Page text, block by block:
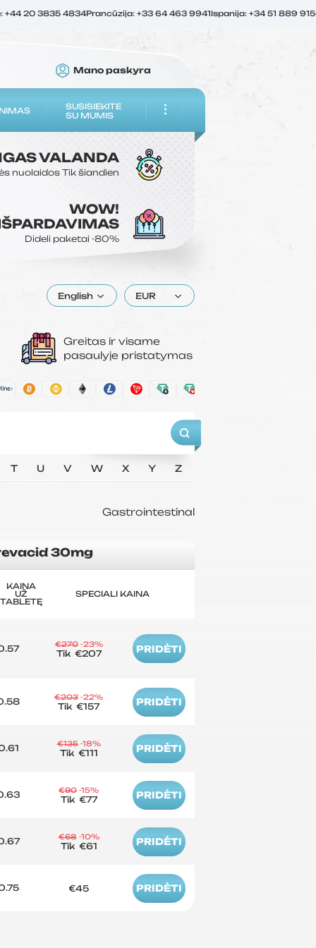
+44 20 3835 4834Prancūzija: +33 64 463 9941Ispanija: +34 51 889
Mano paskyra
SUSISIEKITE
SU MUMIS
VALANDA
nuolaidosTik šiandien
WOW!
Dideli paketai -80%
English EUR
Greitas ir visame
pasaulyje pristatymas
T U V W X Y Z
Gastrointestinal
30mg
KAINA
UŽ
TABLETĘ
SPECIALI KAINA
€270 -23%
Tik €207 PRIDĖTI
€203 -22%
Tik €157 PRIDĖTI
€135 -18%
Tik €111 PRIDĖTI
€90 -15%
Tik €77 PRIDĖTI
€68 -10%
Tik €61 PRIDĖTI
€45 PRIDĖTI